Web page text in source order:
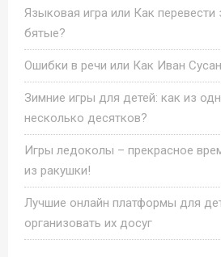
Языковая игра или Как перевести
бятые?
Ошибки в речи или Как Иван
Зимние игры для детей: как из
несколько десятков?
Игры ледоколы – прекрасное
из ракушки!
Лучшие онлайн платформы для
организовать их досуг